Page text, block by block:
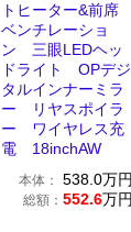
トヒーター&前席
ベンチレーショ
ン 三眼LEDヘッ
ドライト OPデジ
タルインナーミラ
ー リヤスポイラ
ー ワイヤレス充
電 18inchAW
本体： 538.0万円
総額： 552.6万円